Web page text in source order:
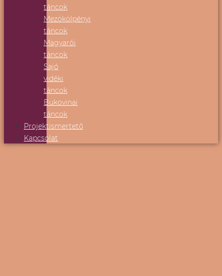
táncok
Mezökölpényi
táncok
Magyarói
táncok
Sajó
vidéki
táncok
Bukovinai
táncok
Projektismertető
Kapcsolat